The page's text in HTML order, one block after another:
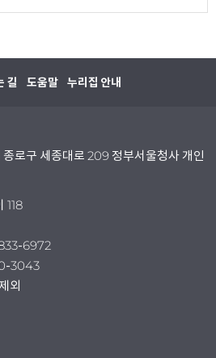
길 도움말 누리집 안내
로구 세종대로 209 정부서울청사 개인
118
6972
3043
외